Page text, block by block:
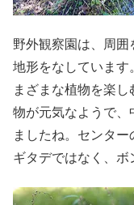
野外観察園は、周囲
地形をなしています
まざまな植物を楽
物が元気なようで、
ましたね。センタ
ギタデではなく、ボ